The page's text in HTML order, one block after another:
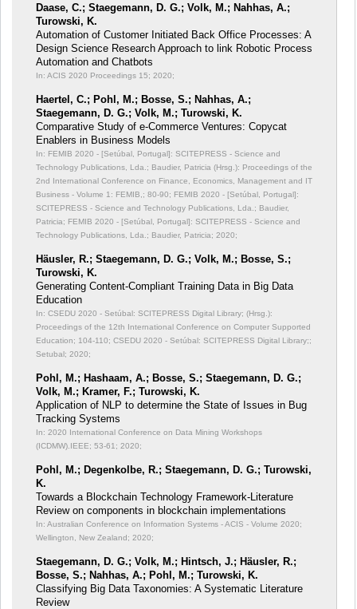
Daase, C.; Staegemann, D. G.; Volk, M.; Nahhas, A.;
Turowski, K.
Automation of Customer Initiated Back Office Processes: A
Design Science Research Approach to link Robotic Process
Automation and Chatbots
In: ACIS 2020 Proceedings 15; 2020;
Haertel, C.; Pohl, M.; Bosse, S.; Nahhas, A.;
Staegemann, D. G.; Volk, M.; Turowski, K.
Comparative Study of e-Commerce Ventures: Copycat
Enablers in Business Models
In: FEMIB 2020 - [Setúbal, Portugal]: SCITEPRESS - Science and
Technology Publications, Lda.; Baudier, Patricia (Hrsg.): Proceedings of the
2nd International Conference on Finance, Economics, Management and IT
Business - Volume 1: FEMIB,; 80-90; FEMIB 2020 - [Setúbal, Portugal]:
SCITEPRESS - Science and Technology Publications, Lda.; Baudier,
Patricia; FEMIB 2020 - [Setúbal, Portugal]: SCITEPRESS - Science and
Technology Publications, Lda.; Baudier, Patricia; 2020;
Häusler, R.; Staegemann, D. G.; Volk, M.; Bosse, S.;
Turowski, K.
Generating Content-Compliant Training Data in Big Data
Education
In: CSEDU 2020 - Setúbal: SCITEPRESS Digital Library; (Hrsg.):
Proceedings of the 12th International Conference on Computer Supported
Education; 104-110; CSEDU 2020 - Setúbal: SCITEPRESS Digital Library;;
Setubal; 2020;
Pohl, M.; Hashaam, A.; Bosse, S.; Staegemann, D. G.;
Volk, M.; Kramer, F.; Turowski, K.
Application of NLP to determine the State of Issues in Bug
Tracking Systems
In: 2020 International Conference on Data Mining Workshops
(ICDMW).IEEE; 53-61; 2020;
Pohl, M.; Degenkolbe, R.; Staegemann, D. G.; Turowski,
K.
Towards a Blockchain Technology Framework-Literature
Review on components in blockchain implementations
In: Australian Conference on Information Systems - ACIS - Volume 2020;
Wellington, New Zealand; 2020;
Staegemann, D. G.; Volk, M.; Hintsch, J.; Häusler, R.;
Bosse, S.; Nahhas, A.; Pohl, M.; Turowski, K.
Classifying Big Data Taxonomies: A Systematic Literature
Review